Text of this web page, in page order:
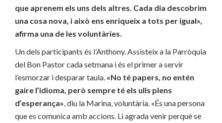
que aprenem els uns dels altres. Cada dia descobrim
una cosa nova, i això ens enriqueix a tots per igual»,
afirma una de les voluntàries.
Un dels participants és l’Anthony. Assisteix a la Parròquia
del Bon Pastor cada setmana i és el primer a servir
l’esmorzar i desparar taula. «No té papers, no entén
gaire l’idioma, però sempre té els ulls plens
d’esperança» , diu la Marina, voluntària. «És una persona
que es comunica amb accions. Li agrada venir perquè se